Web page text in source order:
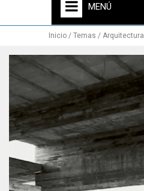
MENÚ
Inicio Temas Arquitectura